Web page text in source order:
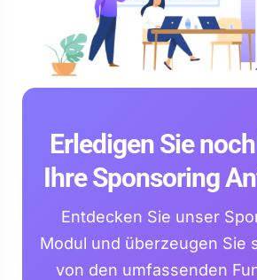
Erledigen Sie
Ihre Sponsoring
Entdecken Sie unser
Modul und überzeugen Sie
von den umfassenden